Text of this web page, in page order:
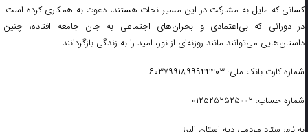
کسانی که مایل به مشارکت در این مسیر نجات هستند، دعوت به همکاری کرده است.
در دورانی که بی‌اعتمادی و بحران‌های اجتماعی به جان جامعه افتاده، چنین
داستان‌هایی می‌توانند مانند روزنه‌ای از نور، امید را به زندگی بازگردانند.
شماره کارت بانک ملی: ۶۰۳۷۹۹۱۸۹۹۹۴۴۴۰۳
شماره حساب: ۰۱۲۵۲۵۲۵۲۵۰۰۲